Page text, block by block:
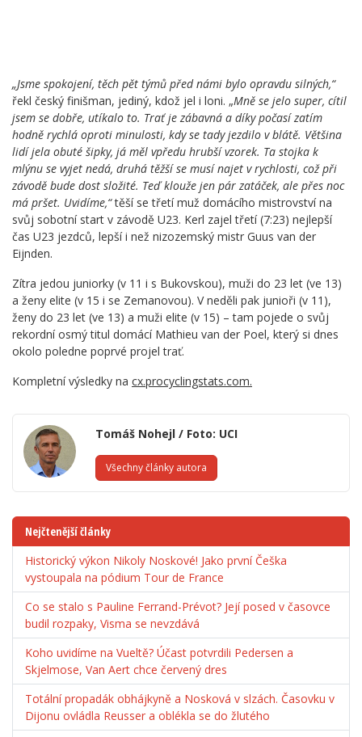
„Jsme spokojení, těch pět týmů před námi bylo opravdu silných,“
řekl český finišman, jediný, kdož jel i loni. „Mně se jelo super, cítil
jsem se dobře, utíkalo to. Trať je zábavná a díky počasí zatím
hodně rychlá oproti minulosti, kdy se tady jezdilo v blátě. Většina
lidí jela obuté šipky, já měl vpředu hrubší vzorek. Ta stojka k
mlýnu se vyjet nedá, druhá těžší se musí najet v rychlosti, což při
závodě bude dost složité. Teď klouže jen pár zatáček, ale přes noc
má pršet. Uvidíme,“těší se třetí muž domácího mistrovství na
svůj sobotní start v závodě U23. Kerl zajel třetí (7:23) nejlepší
čas U23 jezdců, lepší i než nizozemský mistr Guus van der
Eijnden.
Zítra jedou juniorky (v 11 i s Bukovskou), muži do 23 let (ve 13)
a ženy elite (v 15 i se Zemanovou). V neděli pak junioři (v 11),
ženy do 23 let (ve 13) a muži elite (v 15) – tam pojede o svůj
rekordní osmý titul domácí Mathieu van der Poel, který si dnes
okolo poledne poprvé projel trať.
Kompletní výsledky na cx.procyclingstats.com.
Tomáš Nohejl / Foto: UCI
Všechny články autora
Nejčtenější články
Historický výkon Nikoly Noskové! Jako první Češka
vystoupala na pódium Tour de France
Co se stalo s Pauline Ferrand-Prévot? Její posed v časovce
budil rozpaky, Visma se nevzdává
Koho uvidíme na Vueltě? Účast potvrdili Pedersen a
Skjelmose, Van Aert chce červený dres
Totální propadák obhájkyně a Nosková v slzách. Časovku v
Dijonu ovládla Reusser a oblékla se do žlutého